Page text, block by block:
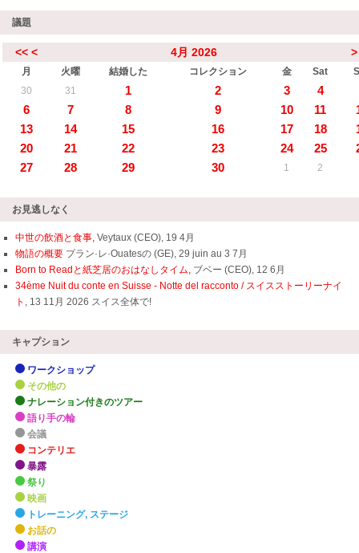
議題
<< < 4月 2026 >
月 火曜 結婚した コレクション 金 Sat
30
31 1 2 3
4
6
7 8 9 10 11
13
14 15 16 17 18
20
21 22 23 24 25
27
28 29 30 1 2
お見逃しなく
中世の飲酒と食事, Veytaux (CEO), 19 4月
物語の概要 プラン·レ·Ouatesの (GE), 29 juin au 3 7月
Born to Readと紙芝居のおはなしタイム, ブベー (CEO), 12 6月
34ème Nuit du conte en Suisse - Notte del racconto / スイスストーリーナイ
ト , 13 11月 2026 スイス全体で!
キャプション
ワークショップ
その他の
ナレーション付きのツアー
語り手の輪
会議
コンテリエ
暴露
祭り
映画
トレーニング, ステージ
お話の
講演